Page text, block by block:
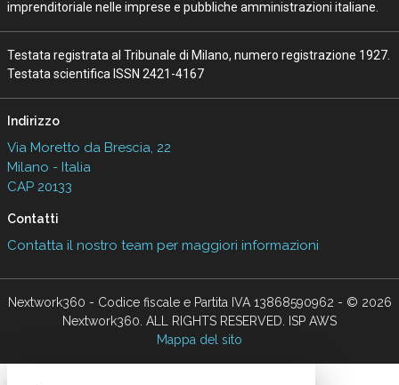
imprenditoriale nelle imprese e pubbliche amministrazioni italiane.
Testata registrata al Tribunale di Milano, numero registrazione 1927.
Testata scientifica ISSN 2421-4167
Indirizzo
Via Moretto da Brescia, 22
Milano - Italia
CAP 20133
Contatti
Contatta il nostro team per maggiori informazioni
Nextwork360 - Codice fiscale e Partita IVA 13868590962 - © 2026
Nextwork360. ALL RIGHTS RESERVED. ISP AWS
Mappa del sito